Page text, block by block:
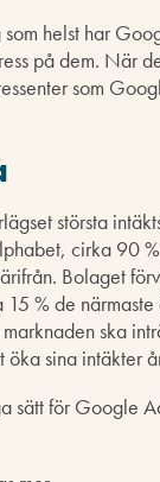
som helst har
på dem. När
som
största
cirka 90
Bolaget
% de närmaste
ska
sina intäkter
sätt för Google